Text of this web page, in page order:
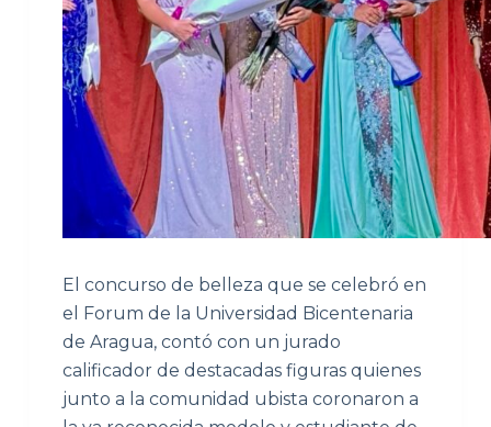
El concurso de belleza que se celebró en
el Forum de la Universidad Bicentenaria
de Aragua, contó con un jurado
calificador de destacadas figuras quienes
junto a la comunidad ubista coronaron a